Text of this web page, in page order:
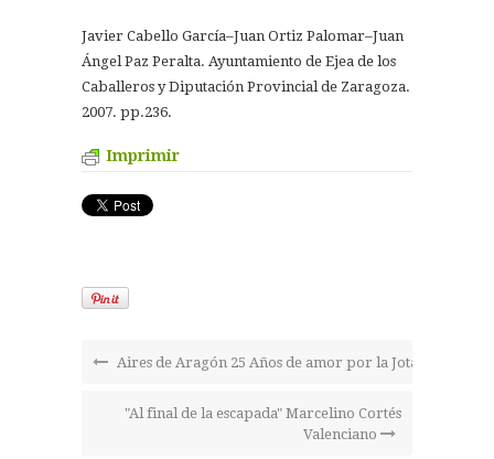
Javier Cabello García–Juan Ortiz Palomar–Juan
Ángel Paz Peralta. Ayuntamiento de Ejea de los
Caballeros y Diputación Provincial de Zaragoza.
2007. pp.236.
Imprimir
Aires de Aragón 25 Años de amor por la Jota.
"Al final de la escapada" Marcelino Cortés
Valenciano